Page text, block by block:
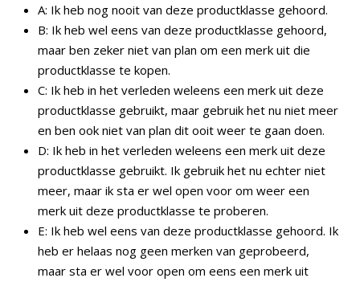
A: Ik heb nog nooit van deze productklasse gehoord.
B: Ik heb wel eens van deze productklasse gehoord,
maar ben zeker niet van plan om een merk uit die
productklasse te kopen.
C: Ik heb in het verleden weleens een merk uit deze
productklasse gebruikt, maar gebruik het nu niet meer
en ben ook niet van plan dit ooit weer te gaan doen.
D: Ik heb in het verleden weleens een merk uit deze
productklasse gebruikt. Ik gebruik het nu echter niet
meer, maar ik sta er wel open voor om weer een
merk uit deze productklasse te proberen.
E: Ik heb wel eens van deze productklasse gehoord. Ik
heb er helaas nog geen merken van geprobeerd,
maar sta er wel voor open om eens een merk uit